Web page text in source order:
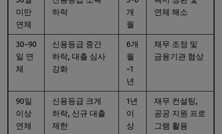
미만
연체
하락
개
월
연체 해소
30~90
일 연
체
신용등급 중간
하락, 대출 심사
강화
6개
월
~1
년
채무 조정 및
금융기관 협상
90일
이상
연체
신용등급 크게
하락, 신규 대출
제한
1년
이
상
재무 컨설팅,
공공 지원 프로
그램 활용